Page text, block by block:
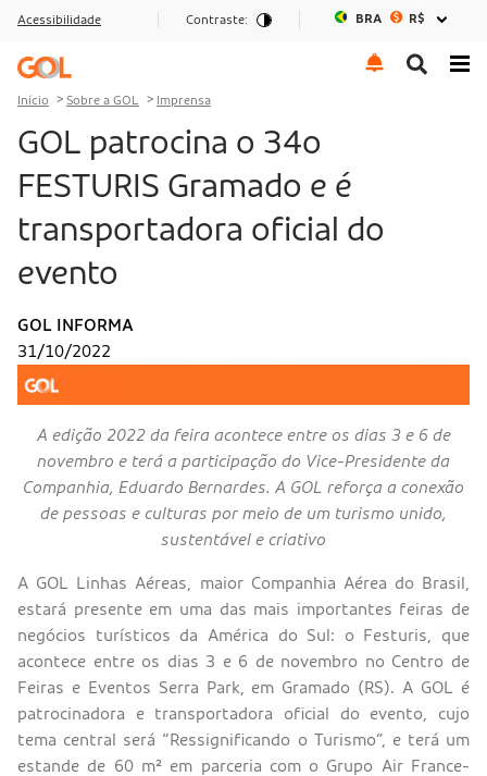
Ir para o menu
Ir para o conteúdo
Ir para o rodapé
Acessibilidade Contraste: BRA R$
Início Sobre a GOL Imprensa
GOL patrocina o 34o
FESTURIS Gramado e é
transportadora oficial do
evento
GOL INFORMA
31/10/2022
A edição 2022 da feira acontece entre os dias 3 e 6 de
novembro e terá a participação do Vice-Presidente da
Companhia, Eduardo Bernardes. A GOL reforça a conexão
de pessoas e culturas por meio de um turismo unido,
sustentável e criativo
A GOL Linhas Aéreas, maior Companhia Aérea do Brasil,
estará presente em uma das mais importantes feiras de
negócios turísticos da América do Sul: o Festuris, que
acontece entre os dias 3 e 6 de novembro no Centro de
Feiras e Eventos Serra Park, em Gramado (RS). A GOL é
patrocinadora e transportadora oficial do evento, cujo
tema central será “Ressignificando o Turismo”, e terá um
estande de 60 m² em parceria com o Grupo Air France-